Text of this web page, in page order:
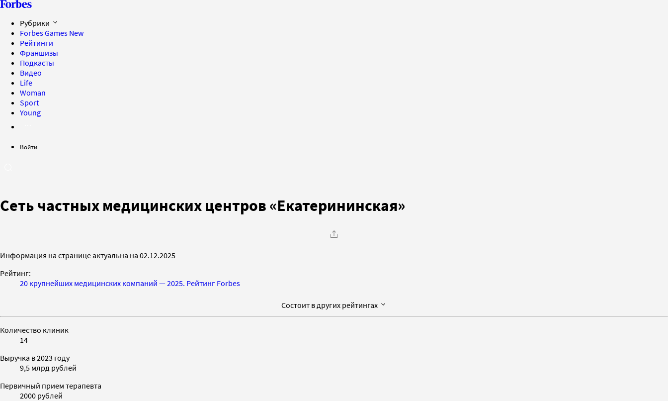
Рубрики
Forbes Games New
Рейтинги
Франшизы
Подкасты
Видео
Life
Woman
Sport
Young
Войти
Сеть частных медицинских центров «Екатерининская»
Информация на странице актуальна на 02.12.2025
Рейтинг:
20 крупнейших медицинских компаний — 2025. Рейтинг Forbes
Состоит в других рейтингах
Количество клиник
14
Выручка в 2023 году
9,5 млрд рублей
Первичный прием терапевта
2000 рублей